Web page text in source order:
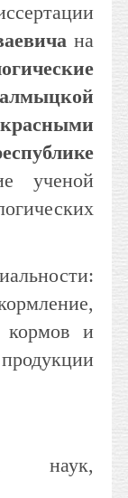
на
ученой
кормов и
наук,